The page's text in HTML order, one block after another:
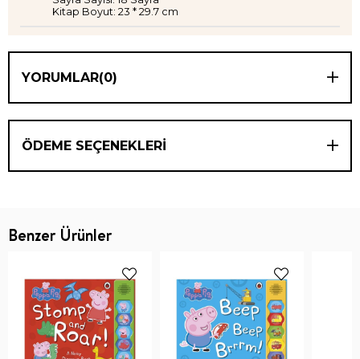
Kitap Boyut: 23 * 29.7 cm
YORUMLAR(0)
ÖDEME SEÇENEKLERI
Benzer Ürünler